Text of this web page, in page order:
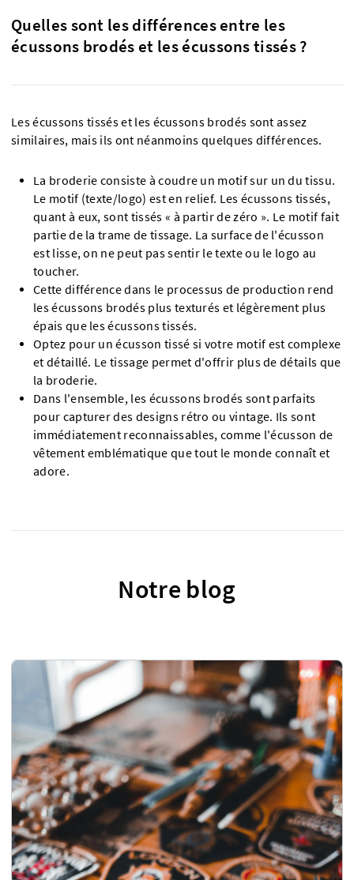
Quelles sont les différences entre les
écussons brodés et les écussons tissés ?
Les écussons tissés et les écussons brodés sont assez
similaires, mais ils ont néanmoins quelques différences.
La broderie consiste à coudre un motif sur un du tissu.
Le motif (texte/logo) est en relief. Les écussons tissés,
quant à eux, sont tissés « à partir de zéro ». Le motif fait
partie de la trame de tissage. La surface de l'écusson
est lisse, on ne peut pas sentir le texte ou le logo au
toucher.
Cette différence dans le processus de production rend
les écussons brodés plus texturés et légèrement plus
épais que les écussons tissés.
Optez pour un écusson tissé si votre motif est complexe
et détaillé. Le tissage permet d'offrir plus de détails que
la broderie.
Dans l'ensemble, les écussons brodés sont parfaits
pour capturer des designs rétro ou vintage. Ils sont
immédiatement reconnaissables, comme l'écusson de
vêtement emblématique que tout le monde connaît et
adore.
Notre blog